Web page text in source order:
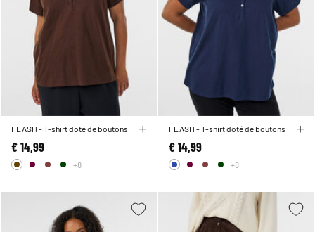
FLASH - T-shirt doté de boutons
€ 14,99
+8
FLASH - T-shirt doté de boutons
€ 14,99
+8